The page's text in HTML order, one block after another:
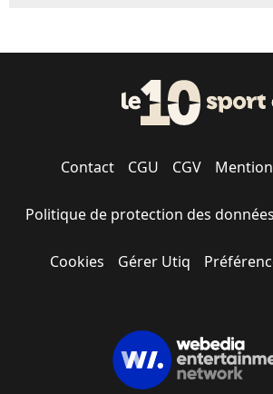
Contact CGU CGV
Politique de protection des données
Cookies Gérer Utiq